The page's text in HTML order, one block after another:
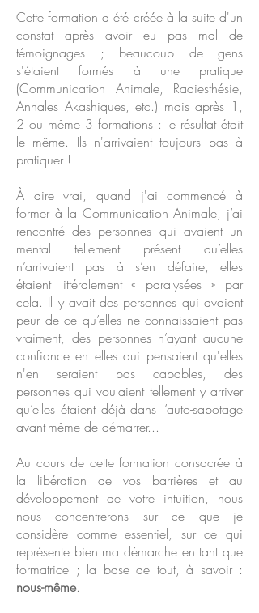
Cette formation a été créée à la suite d'un
constat après avoir eu pas mal de
témoignages ; beaucoup de gens
s'étaient formés à une pratique
(Communication Animale, Radiesthésie,
Annales Akashiques, etc.) mais après 1,
2 ou même 3 formations : le résultat était
le même. Ils n'arrivaient toujours pas à
pratiquer !
À dire vrai, quand j'ai commencé à
former à la Communication Animale, j’ai
rencontré des personnes qui avaient un
mental tellement présent qu’elles
n’arrivaient pas à s’en défaire, elles
étaient littéralement « paralysées » par
cela. Il y avait des personnes qui avaient
peur de ce qu’elles ne connaissaient pas
vraiment, des personnes n’ayant aucune
confiance en elles qui pensaient qu'elles
n'en seraient pas capables, des
personnes qui voulaient tellement y arriver
qu’elles étaient déjà dans l’auto-sabotage
avant-même de démarrer...​​
Au cours de cette formation consacrée à
la libération de vos barrières et au
développement de votre intuition, nous
nous concentrerons sur ce que je
considère comme essentiel, sur ce qui
représente bien ma démarche en tant que
formatrice ; la base de tout, à savoir :
nous-même.